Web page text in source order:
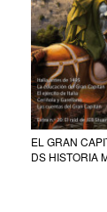
EL GRAN
DS HISTORIA